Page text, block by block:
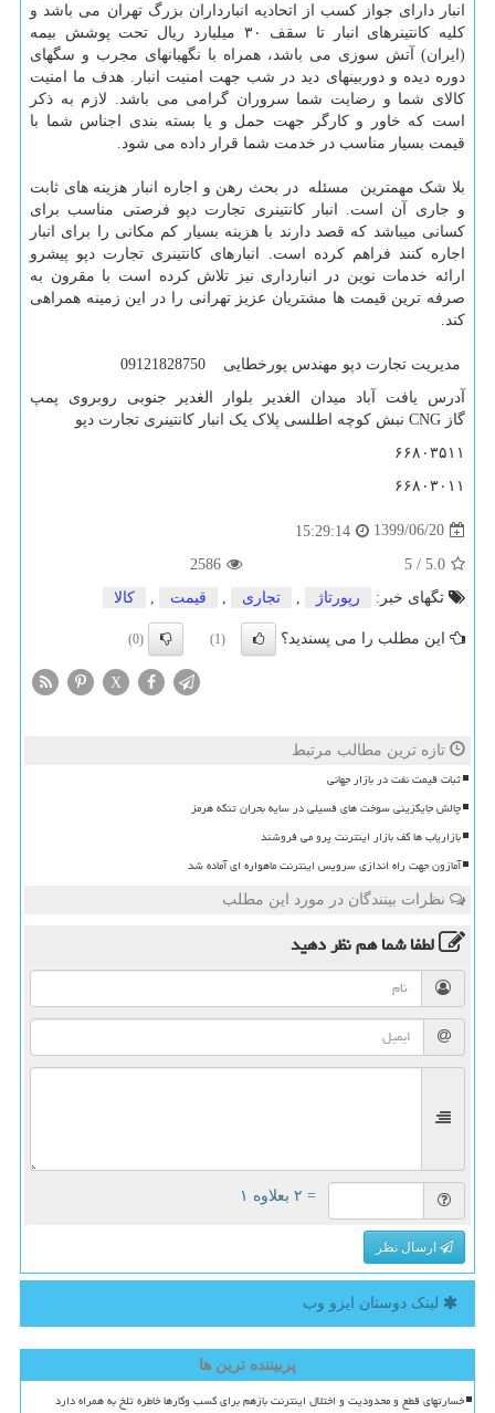
انبار دارای جواز کسب از اتحادیه انبارداران بزرگ تهران می باشد و
کلیه کانتینرهای انبار تا سقف ۳۰ میلیارد ریال تحت پوشش بیمه
(ایران) آتش سوزی می باشد، همراه با نگهبانهای مجرب و سگهای
دوره دیده و دوربینهای دید در شب جهت امنیت انبار. هدف ما امنیت
کالای شما و رضایت شما سروران گرامی می باشد. لازم به ذکر
است که خاور و کارگر جهت حمل و یا بسته بندی اجناس شما با
قیمت بسیار مناسب در خدمت شما قرار داده می شود.
بلا شک مهمترین مسئله در بحث رهن و اجاره انبار هزینه های ثابت
و جاری آن است. انبار کانتینری تجارت دپو فرصتی مناسب برای
کسانی میباشد که قصد دارند با هزینه بسیار کم مکانی را برای انبار
اجاره کنند فراهم کرده است. انبارهای کانتینری تجارت دپو پیشرو
ارائه خدمات نوین در انبارداری نیز تلاش کرده است با مقرون به
صرفه ترین قیمت ها مشتریان عزیز تهرانی را در این زمینه همراهی
کند.
مدیریت تجارت دپو مهندس پورخطایی 09121828750
آدرس یافت آباد میدان الغدیر بلوار الغدیر جنوبی روبروی پمپ
گاز CNG نبش کوچه اطلسی پلاک یک انبار کانتینری تجارت دپو
۶۶۸۰۳۵۱۱
۶۶۸۰۳۰۱۱
1399/06/20
15:29:14
5.0
/
5
2586
تگهای خبر:
رپورتاژ تجاری قیمت كالا
این مطلب را می پسندید؟ (1)
(0)
X
تازه ترین مطالب مرتبط
ثبات قیمت نفت در بازار جهانی
چالش جایگزینی سوخت های فسیلی در سایه بحران تنگه هرمز
بازاریاب ها کف بازار اینترنت پرو می فروشند
آمازون جهت راه اندازی سرویس اینترنت ماهواره ای آماده شد
نظرات بینندگان در مورد این مطلب
لطفا شما همنظر دهید
= ۲ بعلاوه ۱
ارسال نظر
لینک دوستان ایزو وب
پربیننده ترین ها
خسارتهای قطع و محدودیت و اختلال اینترنت بازهم برای کسب وکارها خاطره تلخ به همراه دارد